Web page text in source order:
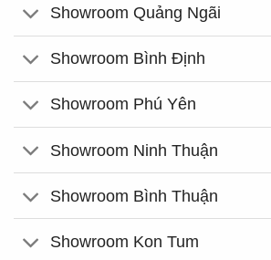
Showroom Quảng Ngãi
Showroom Bình Định
Showroom Phú Yên
Showroom Ninh Thuận
Showroom Bình Thuận
Showroom Kon Tum